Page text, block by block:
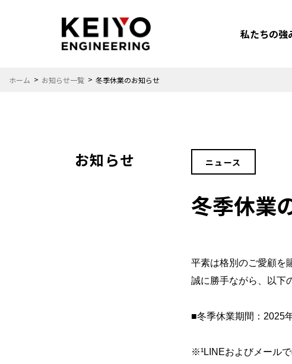
私たちの強
安心安全 カーエンタメ
もっと楽しみたい
もっと楽しみたい
ホーム お知らせ一覧 冬季休業のお知らせ
お知らせ ニュース
冬季休業
平素は格別のご愛顧を
誠に勝手ながら、以下
■冬季休業期間：
※¹LINEおよびメール